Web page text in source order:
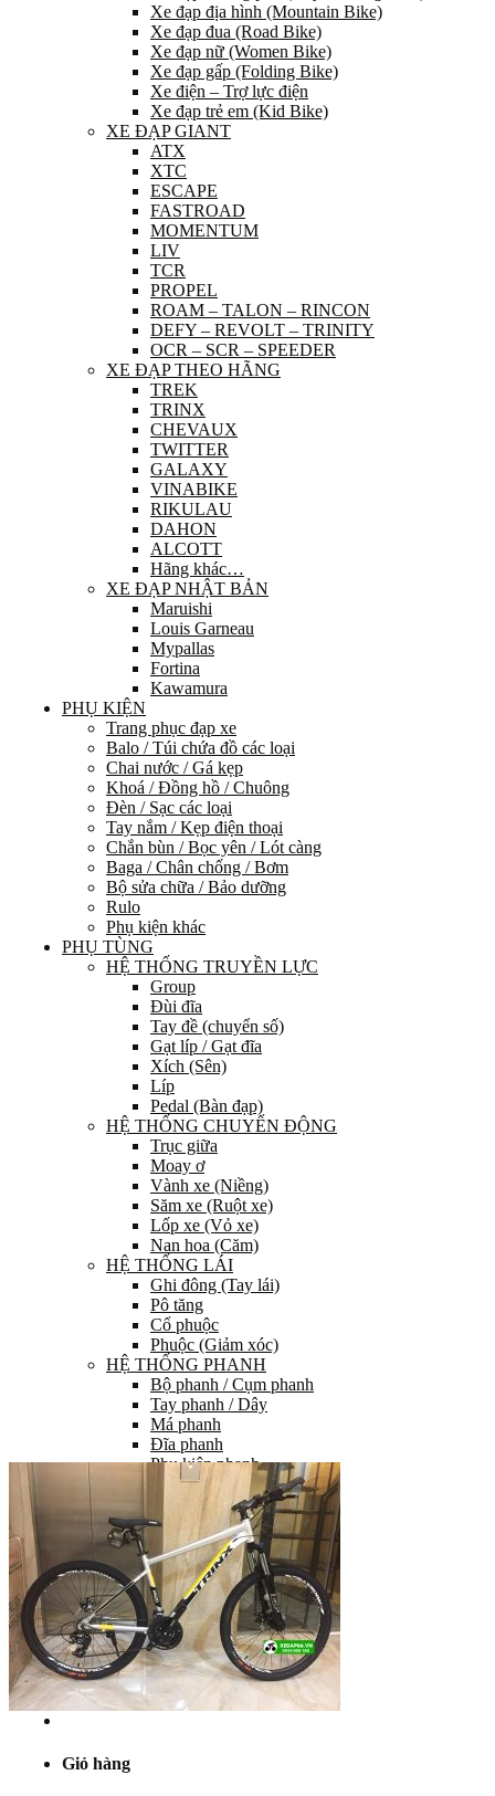
Xe đạp địa hình (Mountain Bike)
Xe đạp đua (Road Bike)
Xe đạp nữ (Women Bike)
Xe đạp gấp (Folding Bike)
Xe điện – Trợ lực điện
Xe đạp trẻ em (Kid Bike)
XE ĐẠP GIANT
ATX
XTC
ESCAPE
FASTROAD
MOMENTUM
LIV
TCR
PROPEL
ROAM – TALON – RINCON
DEFY – REVOLT – TRINITY
OCR – SCR – SPEEDER
XE ĐẠP THEO HÃNG
TREK
TRINX
CHEVAUX
TWITTER
GALAXY
VINABIKE
RIKULAU
DAHON
ALCOTT
Hãng khác…
XE ĐẠP NHẬT BẢN
Maruishi
Louis Garneau
Mypallas
Fortina
Kawamura
PHỤ KIỆN
Trang phục đạp xe
Balo / Túi chứa đồ các loại
Chai nước / Gá kẹp
Khoá / Đồng hồ / Chuông
Đèn / Sạc các loại
Tay nắm / Kẹp điện thoại
Chắn bùn / Bọc yên / Lót càng
Baga / Chân chống / Bơm
Bộ sửa chữa / Bảo dưỡng
Rulo
Phụ kiện khác
PHỤ TÙNG
HỆ THỐNG TRUYỀN LỰC
Group
Đùi đĩa
Tay đề (chuyển số)
Gạt líp / Gạt đĩa
Xích (Sên)
Líp
Pedal (Bàn đạp)
HỆ THỐNG CHUYỂN ĐỘNG
Trục giữa
Moay ơ
Vành xe (Niềng)
Săm xe (Ruột xe)
Lốp xe (Vỏ xe)
Nan hoa (Căm)
HỆ THỐNG LÁI
Ghi đông (Tay lái)
Pô tăng
Cổ phuộc
Phuộc (Giảm xóc)
HỆ THỐNG PHANH
Bộ phanh / Cụm phanh
Tay phanh / Dây
Má phanh
Đĩa phanh
Phụ kiện phanh
PHỤ TÙNG KHÁC…
Cọc yên
Ổ bi
Phụ tùng khác
Khuyến mãi
Dịch vụ
Bảo dưỡng
Góc kỹ thuật
Tin tức
Liên hệ
Giỏ hàng